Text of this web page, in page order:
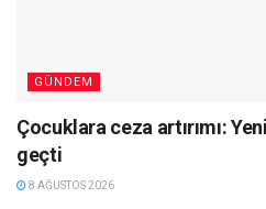
GÜNDEM
Çocuklara ceza artırımı:
geçti
8 AĞUSTOS 2026